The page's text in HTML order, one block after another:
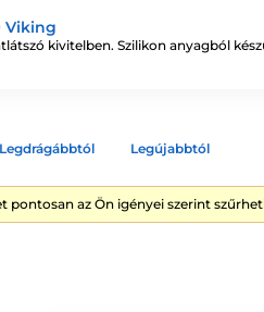
Viking
kivitelben. Szilikon anyagból
Legdrágábbtól Legújabbtól
pontosan az Ön igényei szerint